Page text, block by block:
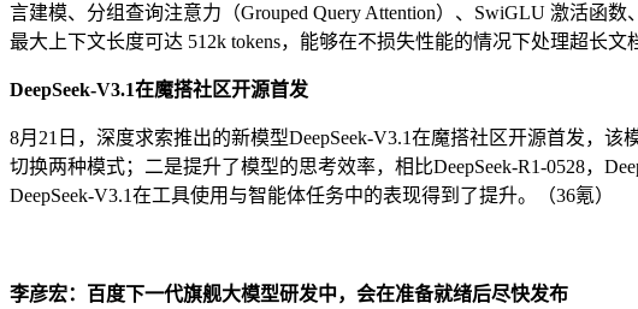
言建模、分组查询注意力（Grouped Query Attention）、SwiGLU 激活函
最大上下文长度可达 512k tokens，能够在不损失性能的情况下处理超长文
DeepSeek-V3.1在魔搭社区开源首发
8月21日，深度求索推出的新模型DeepSeek-V3.1在魔搭社区开源首发，
切换两种模式；二是提升了模型的思考效率，相比DeepSeek-R1-0528，
DeepSeek-V3.1在工具使用与智能体任务中的表现得到了提升。（36氪）
李彦宏：百度下一代旗舰大模型研发中，会在准备就绪后尽快发布